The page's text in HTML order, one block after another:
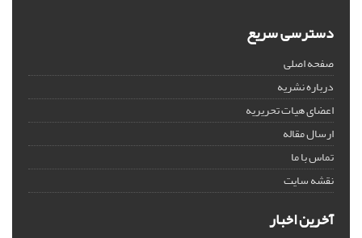
دسترسی سریع
صفحه اصلی
درباره نشریه
اعضای هیات تحریریه
ارسال مقاله
تماس با ما
نقشه سایت
آخرین اخبار